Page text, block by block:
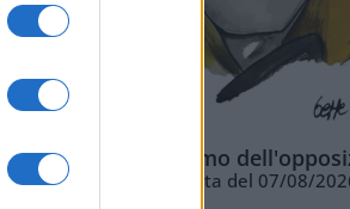
L'ottimismo
Vignetta del 07/08/